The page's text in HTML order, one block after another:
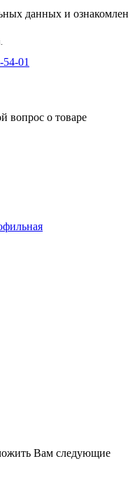
данных и ознакомлен
54-01
вопрос о товаре
Вам следующие